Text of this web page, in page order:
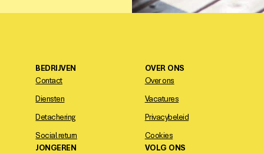
BEDRIJVEN
Contact
Diensten
Detachering
Social return
JONGEREN
OVER ONS
Over ons
Vacatures
Privacybeleid
Cookies
VOLG ONS